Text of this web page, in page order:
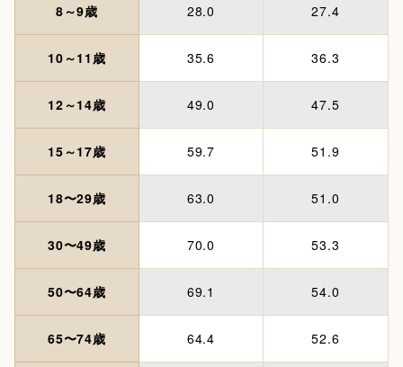
8～9歳 28.0 27.4
10～11歳 35.6 36.3
12～14歳 49.0 47.5
15～17歳 59.7 51.9
18〜29歳 63.0 51.0
30〜49歳 70.0 53.3
50〜64歳 69.1 54.0
65〜74歳 64.4 52.6